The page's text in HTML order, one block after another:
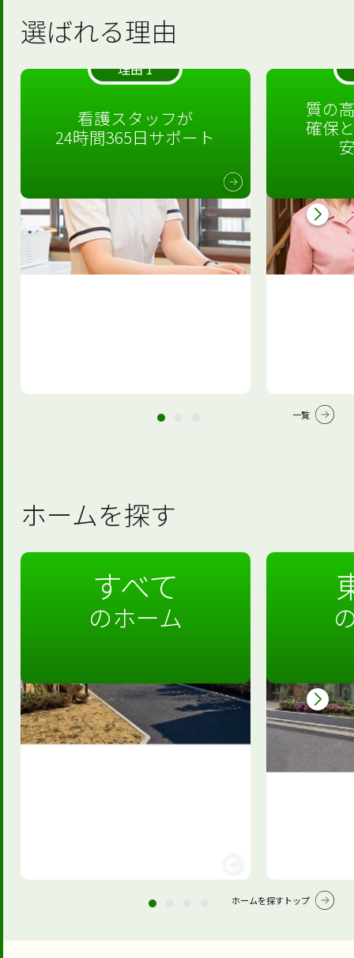
選ばれる理由
理由 1
看護スタッフが
24時間365日サポート
質の
確保
一覧
ホームを探す
すべて
のホーム
ホームを探すトップ